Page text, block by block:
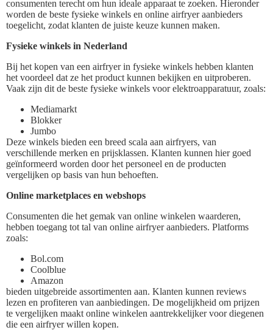
consumenten terecht om hun ideale apparaat te zoeken. Hieronder
worden de beste fysieke winkels en online airfryer aanbieders
toegelicht, zodat klanten de juiste keuze kunnen maken.
Fysieke winkels in Nederland
Bij het kopen van een airfryer in fysieke winkels hebben klanten
het voordeel dat ze het product kunnen bekijken en uitproberen.
Vaak zijn dit de beste fysieke winkels voor elektroapparatuur, zoals:
Mediamarkt
Blokker
Jumbo
Deze winkels bieden een breed scala aan airfryers, van
verschillende merken en prijsklassen. Klanten kunnen hier goed
geïnformeerd worden door het personeel en de producten
vergelijken op basis van hun behoeften.
Online marketplaces en webshops
Consumenten die het gemak van online winkelen waarderen,
hebben toegang tot tal van online airfryer aanbieders. Platforms
zoals:
Bol.com
Coolblue
Amazon
bieden uitgebreide assortimenten aan. Klanten kunnen reviews
lezen en profiteren van aanbiedingen. De mogelijkheid om prijzen
te vergelijken maakt online winkelen aantrekkelijker voor diegenen
die een airfryer willen kopen.